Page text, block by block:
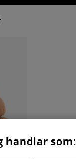
handlar som: